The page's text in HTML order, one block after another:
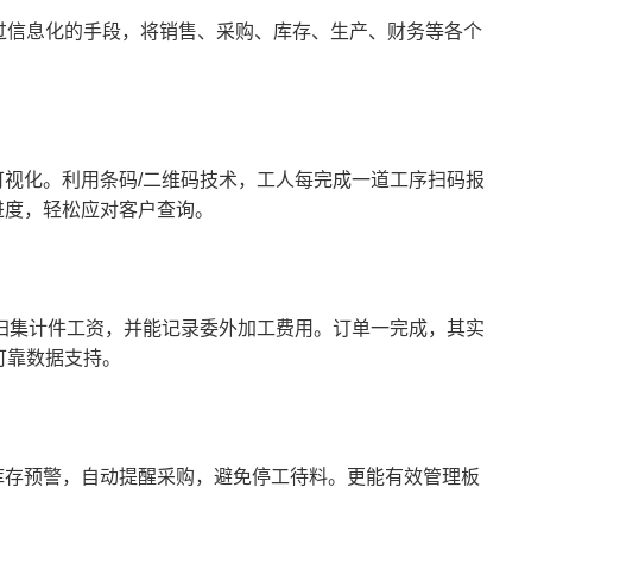
化的手段，将销售、采购、库存、生产、财务等各个
。利用条码/二维码技术，工人每完成一道工序扫码报
，轻松应对客户查询。
计件工资，并能记录委外加工费用。订单一完成，其实
数据支持。
警，自动提醒采购，避免停工待料。更能有效管理板